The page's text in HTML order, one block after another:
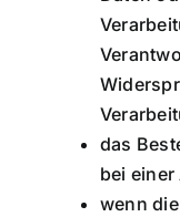
das
bei
wenn